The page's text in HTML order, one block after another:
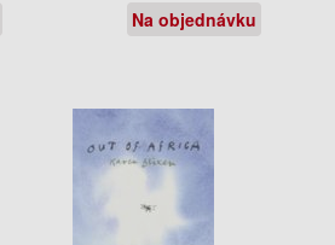
Na objednávku